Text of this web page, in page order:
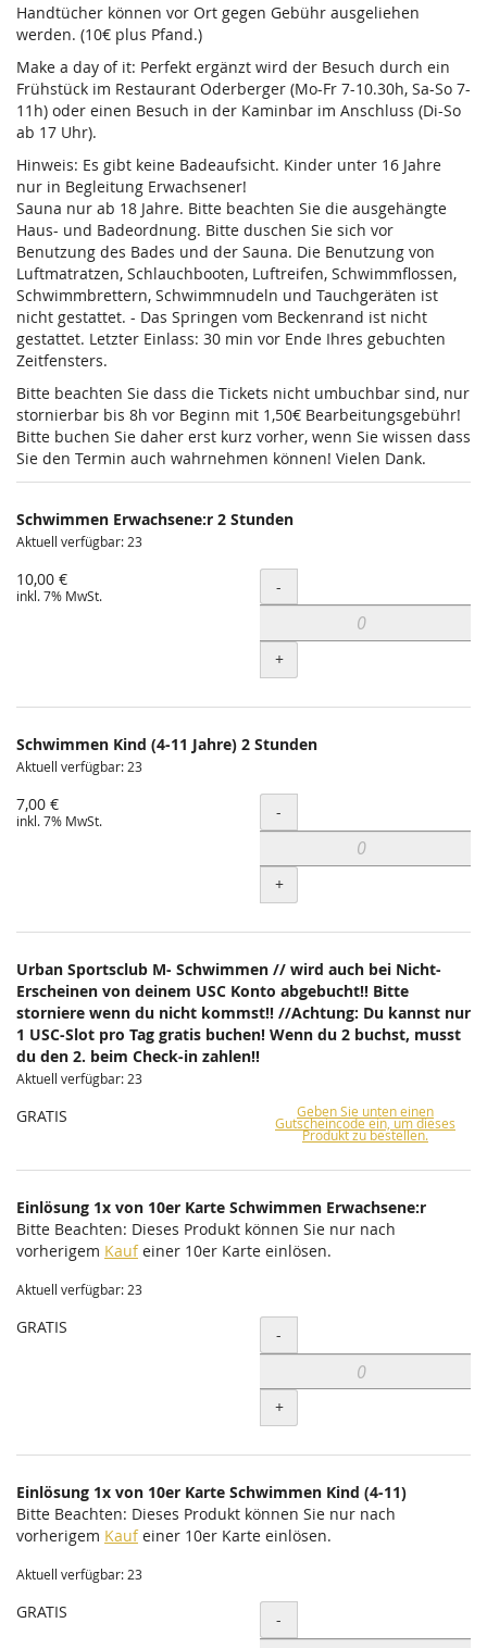
Handtücher können vor Ort gegen Gebühr ausgeliehen
werden. (10€ plus Pfand.)
Make a day of it: Perfekt ergänzt wird der Besuch durch ein
Frühstück im Restaurant Oderberger (Mo-Fr 7-10.30h, Sa-So 7-
11h) oder einen Besuch in der Kaminbar im Anschluss (Di-So
ab 17 Uhr).
Hinweis: Es gibt keine Badeaufsicht. Kinder unter 16 Jahre
nur in Begleitung Erwachsener!
Sauna nur ab 18 Jahre. Bitte beachten Sie die ausgehängte
Haus- und Badeordnung. Bitte duschen Sie sich vor
Benutzung des Bades und der Sauna. Die Benutzung von
Luftmatratzen, Schlauchbooten, Luftreifen, Schwimmflossen,
Schwimmbrettern, Schwimmnudeln und Tauchgeräten ist
nicht gestattet. - Das Springen vom Beckenrand ist nicht
gestattet. Letzter Einlass: 30 min vor Ende Ihres gebuchten
Zeitfensters.
Bitte beachten Sie dass die Tickets nicht umbuchbar sind, nur
stornierbar bis 8h vor Beginn mit 1,50€ Bearbeitungsgebühr!
Bitte buchen Sie daher erst kurz vorher, wenn Sie wissen dass
Sie den Termin auch wahrnehmen können! Vielen Dank.
Schwimmen Erwachsene:r 2 Stunden
Aktuell verfügbar: 23
10,00 €
inkl. 7% MwSt. Menge
-
+
Schwimmen Kind (4-11 Jahre) 2 Stunden
Aktuell verfügbar: 23
7,00 €
inkl. 7% MwSt. Menge
-
+
Urban Sportsclub M- Schwimmen // wird auch bei Nicht-
Erscheinen von deinem USC Konto abgebucht!! Bitte
storniere wenn du nicht kommst!! //Achtung: Du kannst nur
1 USC-Slot pro Tag gratis buchen! Wenn du 2 buchst, musst
du den 2. beim Check-in zahlen!!
Aktuell verfügbar: 23
GRATIS Geben Sie unten einen
Gutscheincode ein, um dieses
Produkt zu bestellen.
Einlösung 1x von 10er Karte Schwimmen Erwachsene:r
Bitte Beachten: Dieses Produkt können Sie nur nach
vorherigem Kaufeiner 10er Karte einlösen.
Aktuell verfügbar: 23
GRATIS Menge
-
+
Einlösung 1x von 10er Karte Schwimmen Kind (4-11)
Bitte Beachten: Dieses Produkt können Sie nur nach
vorherigem Kaufeiner 10er Karte einlösen.
Aktuell verfügbar: 23
GRATIS Menge
-